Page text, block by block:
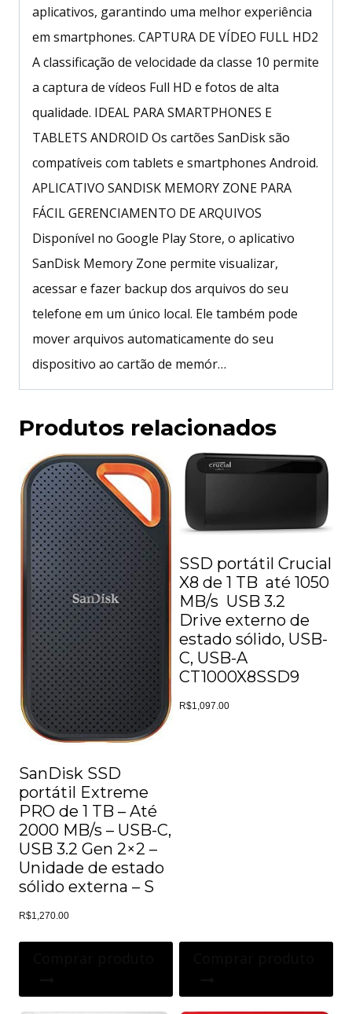
aplicativos, garantindo uma melhor experiência
em smartphones. CAPTURA DE VÍDEO FULL HD2
A classificação de velocidade da classe 10 permite
a captura de vídeos Full HD e fotos de alta
qualidade. IDEAL PARA SMARTPHONES E
TABLETS ANDROID Os cartões SanDisk são
compatíveis com tablets e smartphones Android.
APLICATIVO SANDISK MEMORY ZONE PARA
FÁCIL GERENCIAMENTO DE ARQUIVOS
Disponível no Google Play Store, o aplicativo
SanDisk Memory Zone permite visualizar,
acessar e fazer backup dos arquivos do seu
telefone em um único local. Ele também pode
mover arquivos automaticamente do seu
dispositivo ao cartão de memór…
Produtos relacionados
SanDisk SSD
portátil Extreme
PRO de 1 TB – Até
2000 MB/s – USB-C,
USB 3.2 Gen 2×2 –
Unidade de estado
sólido externa – S
R$1,270.00
SSD portátil Crucial
X8 de 1 TB  até 1050
MB/s  USB 3.2 
Drive externo de
estado sólido, USB-
C, USB-A 
CT1000X8SSD9
R$1,097.00